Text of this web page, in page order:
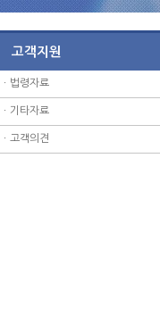
고객지원
ㆍ 법령자료
ㆍ 기타자료
ㆍ 고객의견